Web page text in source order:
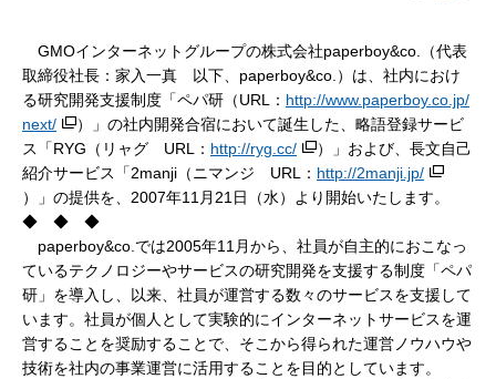
GMOインターネットグループの株式会社paperboy&co.（代表
取締役社長：家入一真 以下、paperboy&co.）は、社内におけ
る研究開発支援制度「ペパ研（URL： http://www.paperboy.co.jp/
next/
）」の社内開発合宿において誕生した、略語登録サービ
ス「RYG（リャグ URL： http://ryg.cc/
）」および、長文自己
紹介サービス「2manji（ニマンジ URL： http://2manji.jp/
）」の提供を、2007年11月21日（水）より開始いたします。
◆ ◆ ◆
paperboy&co.では2005年11月から、社員が自主的におこなっ
ているテクノロジーやサービスの研究開発を支援する制度「ペパ
研」を導入し、以来、社員が運営する数々のサービスを支援して
います。社員が個人として実験的にインターネットサービスを運
営することを奨励することで、そこから得られた運営ノウハウや
技術を社内の事業運営に活用することを目的としています。